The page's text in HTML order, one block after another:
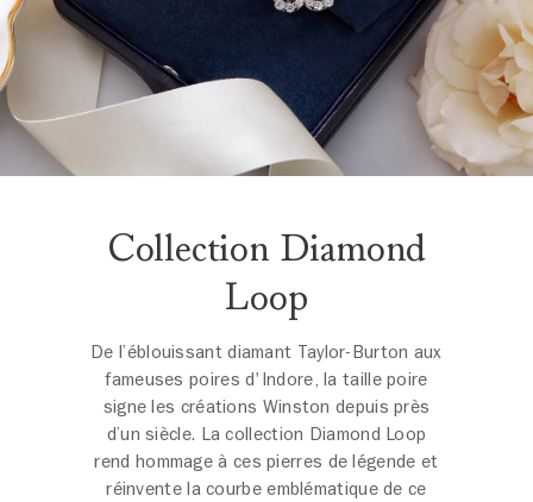
Collection Diamond
Loop
De l’éblouissant diamant Taylor-Burton aux
fameuses poires d'Indore, la taille poire
signe les créations Winston depuis près
d’un siècle. La collection Diamond Loop
rend hommage à ces pierres de légende et
réinvente la courbe emblématique de ce